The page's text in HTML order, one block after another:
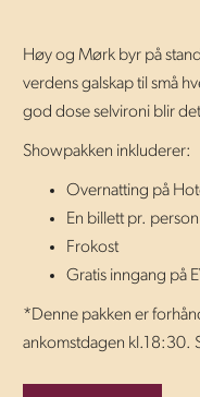
Høy og Mørk byr på
verdens galskap til små
god dose selvironi blir
Showpakken inkluderer:
Overnatting på
En billett pr.
Frokost
Gratis inngang på
*Denne pakken er
ankomstdagen kl.18:30.